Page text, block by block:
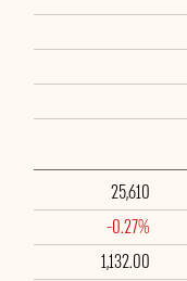
25,610
-0.27%
1,132.00